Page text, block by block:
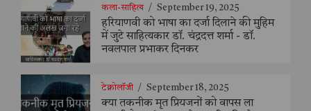
कला-साहित्य / September 19, 2025
हरियाणवी को भाषा का दर्जा दिलाने की मुहिम
में जुटे साहित्यकार डॉ. चंद्रदत्त शर्मा - डॉ.
नवलपाल प्रभाकर दिनकर
टेक्नोलॉजी / September 18, 2025
क्या तकनीक मृत प्रियजनों को वापस ला